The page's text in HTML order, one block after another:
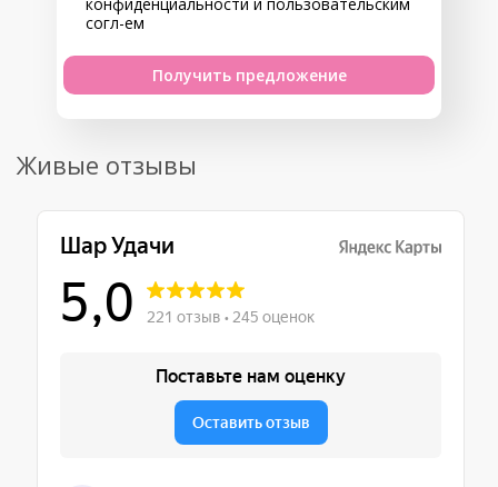
согл-ем
Получить предложение
Живые отзывы